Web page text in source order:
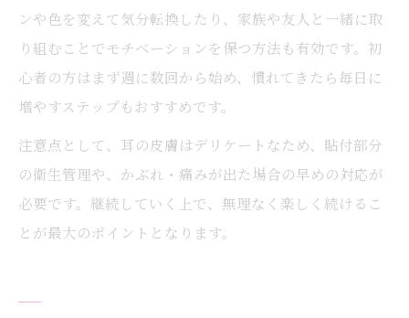
ンや色を変えて気分転換したり、家族や友人と一緒に取
り組むことでモチベーションを保つ方法も有効です。初
心者の方はまず週に数回から始め、慣れてきたら毎日に
増やすステップもおすすめです。
注意点として、耳の皮膚はデリケートなため、貼付部分
の衛生管理や、かぶれ・痛みが出た場合の早めの対応が
必要です。継続していく上で、無理なく楽しく続けるこ
とが最大のポイントとなります。